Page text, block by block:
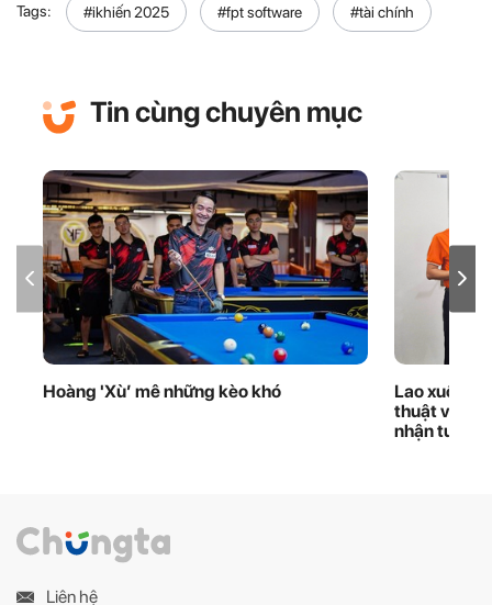
Tags: #ikhiến 2025 #fpt software #tài chính
Tin cùng chuyên mục
Hoàng 'Xù’ mê những kèo khó
Lao xuống
thuật viên
nhận tuyên
Liên hệ